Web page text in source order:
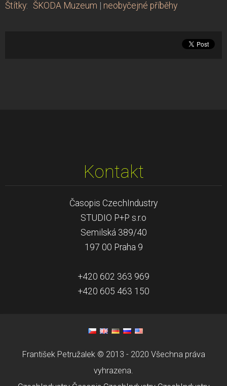
Štítky: ŠKODA Muzeum neobyčejné příběhy
Kontakt
Časopis CzechIndustry
STUDIO P+P s.r.o
Semilská 389/40
197 00 Praha 9
+420 602 363 969
+420 605 463 150
František Petružalek © 2013 - 2020 Všechna práva
vyhrazena.